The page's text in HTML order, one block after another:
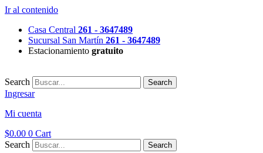
Ir al contenido
Casa Central 261 - 3647489
Sucursal San Martín 261 - 3647489
Estacionamiento gratuito
Search Search
Ingresar
Mi cuenta
$0.00 0 Cart
Search
Search